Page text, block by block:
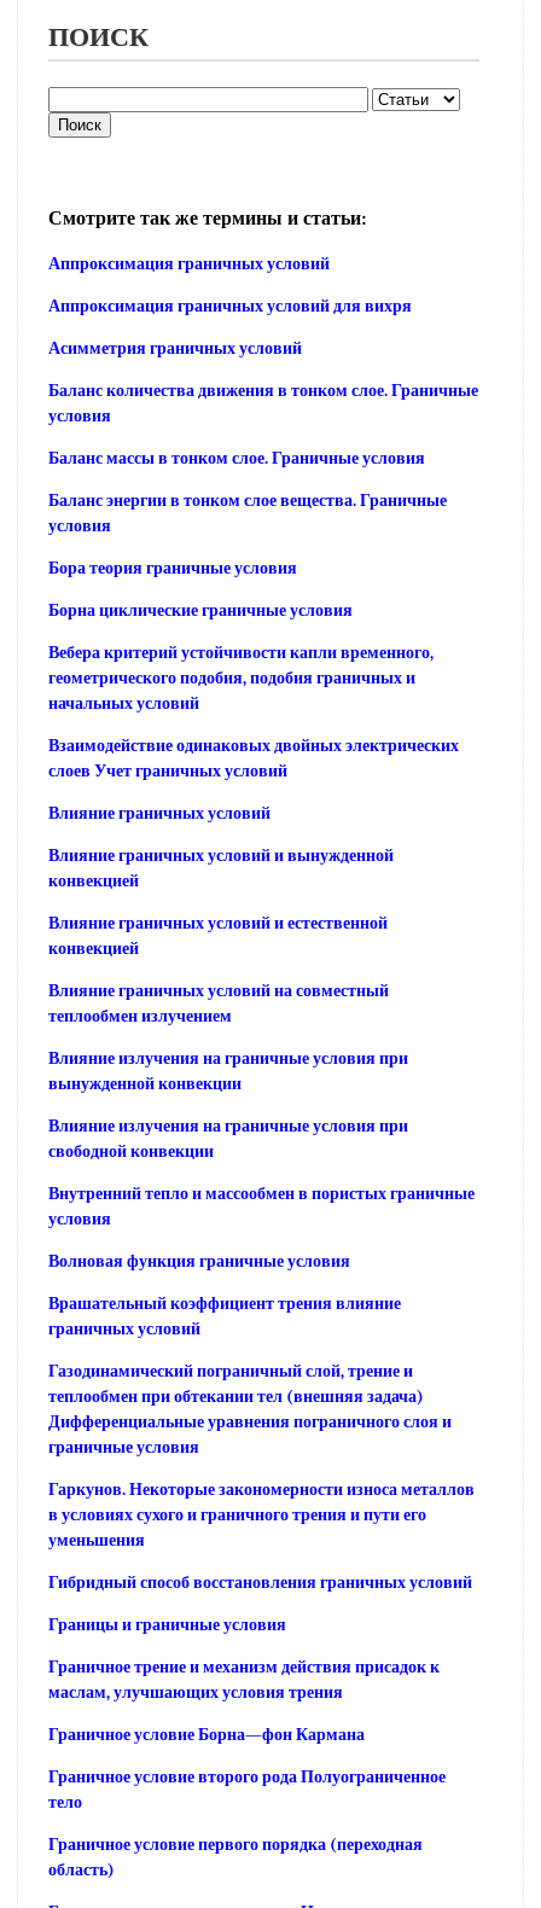
ПОИСК
Смотрите так же термины и статьи:
Аппроксимация граничных условий
Аппроксимация граничных условий для вихря
Асимметрия граничных условий
Баланс количества движения в тонком слое. Граничные
условия
Баланс массы в тонком слое. Граничные условия
Баланс энергии в тонком слое вещества. Граничные
условия
Бора теория граничные условия
Борна циклические граничные условия
Вебера критерий устойчивости капли временного,
геометрического подобия, подобия граничных и
начальных условий
Взаимодействие одинаковых двойных электрических
слоев Учет граничных условий
Влияние граничных условий
Влияние граничных условий и вынужденной
конвекцией
Влияние граничных условий и естественной
конвекцией
Влияние граничных условий на совместный
теплообмен излучением
Влияние излучения на граничные условия при
вынужденной конвекции
Влияние излучения на граничные условия при
свободной конвекции
Внутренний тепло и массообмен в пористых граничные
условия
Волновая функция граничные условия
Врашательный коэффициент трения влияние
граничных условий
Газодинамический пограничный слой, трение и
теплообмен при обтекании тел (внешняя задача)
Дифференциальные уравнения пограничного слоя и
граничные условия
Гаркунов. Некоторые закономерности износа металлов
в условиях сухого и граничного трения и пути его
уменьшения
Гибридный способ восстановления граничных условий
Границы и граничные условия
Граничное трение и механизм действия присадок к
маслам, улучшающих условия трения
Граничное условие Борна—фон Кармана
Граничное условие второго рода Полуограниченное
тело
Граничное условие первого порядка (переходная
область)